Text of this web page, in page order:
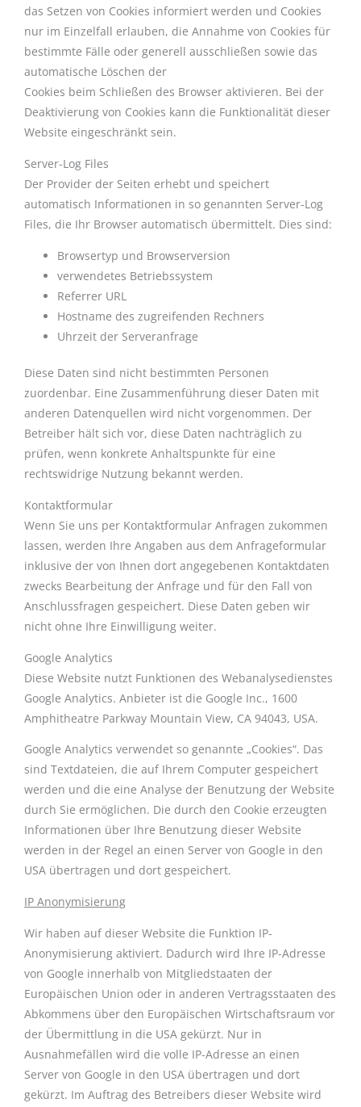
das Setzen von Cookies informiert werden und Cookies
nur im Einzelfall erlauben, die Annahme von Cookies für
bestimmte Fälle oder generell ausschließen sowie das
automatische Löschen der
Cookies beim Schließen des Browser aktivieren. Bei der
Deaktivierung von Cookies kann die Funktionalität dieser
Website eingeschränkt sein.
Server-Log Files
Der Provider der Seiten erhebt und speichert
automatisch Informationen in so genannten Server-Log
Files, die Ihr Browser automatisch übermittelt. Dies sind:
Browsertyp und Browserversion
verwendetes Betriebssystem
Referrer URL
Hostname des zugreifenden Rechners
Uhrzeit der Serveranfrage
Diese Daten sind nicht bestimmten Personen
zuordenbar. Eine Zusammenführung dieser Daten mit
anderen Datenquellen wird nicht vorgenommen. Der
Betreiber hält sich vor, diese Daten nachträglich zu
prüfen, wenn konkrete Anhaltspunkte für eine
rechtswidrige Nutzung bekannt werden.
Kontaktformular
Wenn Sie uns per Kontaktformular Anfragen zukommen
lassen, werden Ihre Angaben aus dem Anfrageformular
inklusive der von Ihnen dort angegebenen Kontaktdaten
zwecks Bearbeitung der Anfrage und für den Fall von
Anschlussfragen gespeichert. Diese Daten geben wir
nicht ohne Ihre Einwilligung weiter.
Google Analytics
Diese Website nutzt Funktionen des Webanalysedienstes
Google Analytics. Anbieter ist die Google Inc., 1600
Amphitheatre Parkway Mountain View, CA 94043, USA.
Google Analytics verwendet so genannte „Cookies“. Das
sind Textdateien, die auf Ihrem Computer gespeichert
werden und die eine Analyse der Benutzung der Website
durch Sie ermöglichen. Die durch den Cookie erzeugten
Informationen über Ihre Benutzung dieser Website
werden in der Regel an einen Server von Google in den
USA übertragen und dort gespeichert.
IP Anonymisierung
Wir haben auf dieser Website die Funktion IP-
Anonymisierung aktiviert. Dadurch wird Ihre IP-Adresse
von Google innerhalb von Mitgliedstaaten der
Europäischen Union oder in anderen Vertragsstaaten des
Abkommens über den Europäischen Wirtschaftsraum vor
der Übermittlung in die USA gekürzt. Nur in
Ausnahmefällen wird die volle IP-Adresse an einen
Server von Google in den USA übertragen und dort
gekürzt. Im Auftrag des Betreibers dieser Website wird